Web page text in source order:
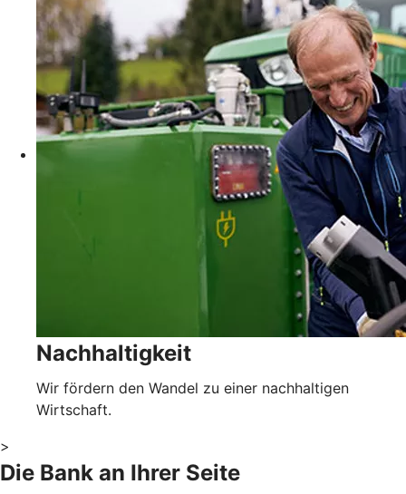
Nachhaltigkeit
Wir fördern den Wandel zu einer nachhaltigen
Wirtschaft.
>
Die Bank an Ihrer Seite